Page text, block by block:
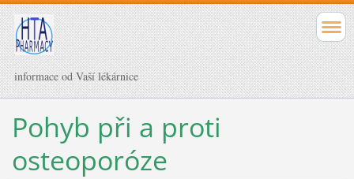
informace od Vaší lékárnice
Pohyb při a proti
osteoporóze